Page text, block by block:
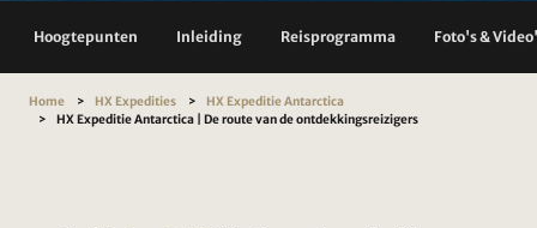
Hoogtepunten Inleiding Reisprogramma Foto's &
Home HX Expedities
HX Expeditie Antarctica
HX Expeditie Antarctica | De route van de ontdekkingsreizigers